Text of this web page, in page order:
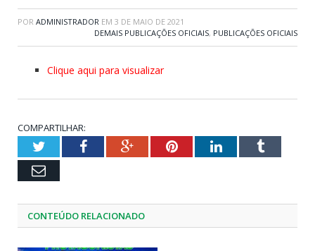
POR ADMINISTRADOR EM 3 DE MAIO DE 2021
DEMAIS PUBLICAÇÕES OFICIAIS, PUBLICAÇÕES OFICIAIS
Clique aqui para visualizar
COMPARTILHAR:
TwitterFacebookGoogle+PinterestLinkedInTumblr
Email
CONTEÚDO RELACIONADO